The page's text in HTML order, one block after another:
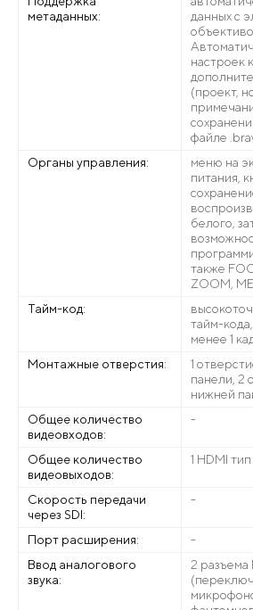
метаданных:
данных с
настроек
(проект,
файле
Органы управления:
меню на
питания,
белого,
также
ZOOM,
Тайм-код:
тайм-
менее 1
Монтажные отверстия:
1
панели, 2
нижней
Общее количество
видеовходов:
-
Общее количество
видеовыходов:
1 HDMI
Скорость передачи
через SDI:
-
Порт расширения:
-
Ввод аналогового
звука:
2 разъема